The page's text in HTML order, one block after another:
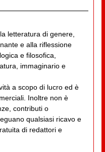
letteratura di genere,
e alla riflessione
e filosofica,
immaginario e
a scopo di lucro ed è
Inoltre non è
contributi o
qualsiasi ricavo e
di redattori e